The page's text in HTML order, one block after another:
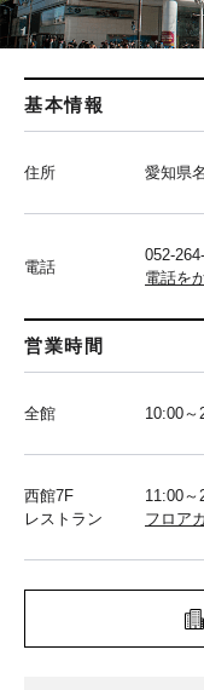
基本情報
住所 愛知県
電話
052-
電話を
営業時間
全館 10:00
西館7F
レストラン
11:00～
フロア